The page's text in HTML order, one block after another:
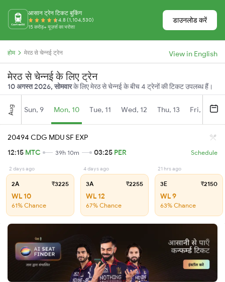
आसान ट्रेन टिकट बुकिंग
4.8 (1,104,530)
15 करोड़+ यूज़र्स का भरोसा
डाउनलोड करें
होम मेरठ से चेन्नई ट्रेन View in English
मेरठ से चेन्नई के लिए ट्रेन
10 अगस्त 2026, सोमवारके लिए मेरठ से चेन्नई के बीच 4 ट्रेनों की टिकट उपलब्ध हैं।
Aug Sun, 9 Mon, 10 Tue, 11 Wed, 12 Thu, 13 Fri, 14
20494 CDG MDU SF EXP
12:15 MTC 39h 10m 03:25 PER Schedule
2 days ago
2A ₹3225
WL 10
61% Chance
4 days ago
3A ₹2255
WL 12
67% Chance
21 hrs ago
3E ₹2150
WL 9
63% Chance